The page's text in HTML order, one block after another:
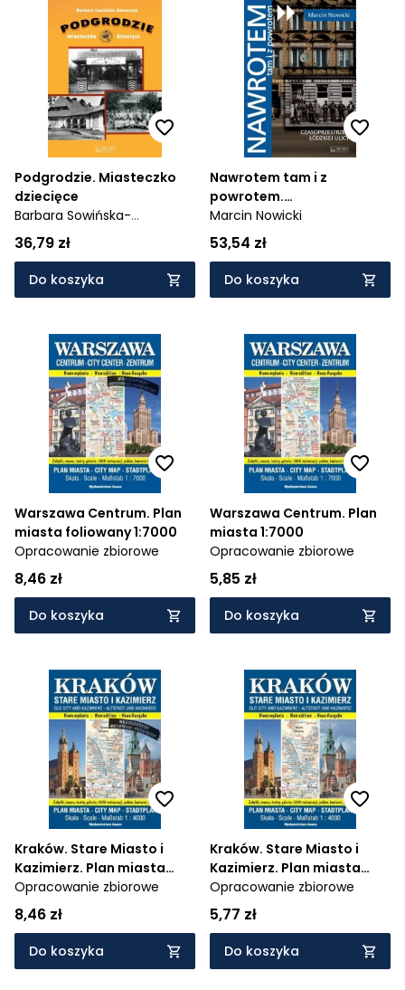
Podgrodzie. Miasteczko
dziecięce
Barbara Sowińska-
Adamczyk
36,79 zł
Do koszyka
Nawrotem tam i z
powrotem.
Czasoprzestrzeń łódzkiej
ulicy
Marcin Nowicki
53,54 zł
Do koszyka
Warszawa Centrum. Plan
miasta foliowany 1:7000
Opracowanie zbiorowe
8,46 zł
Do koszyka
Warszawa Centrum. Plan
miasta 1:7000
Opracowanie zbiorowe
5,85 zł
Do koszyka
Kraków. Stare Miasto i
Kazimierz. Plan miasta
foliowany 1:4000
Opracowanie zbiorowe
8,46 zł
Do koszyka
Kraków. Stare Miasto i
Kazimierz. Plan miasta
1:4000
Opracowanie zbiorowe
5,77 zł
Do koszyka